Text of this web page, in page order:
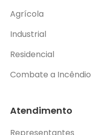
Agrícola
Industrial
Residencial
Combate a Incêndio
Atendimento